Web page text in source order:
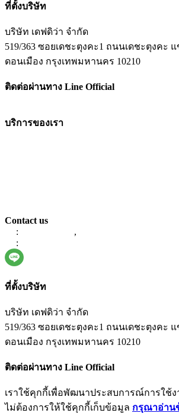
ที่ตั้งบริษัท
บริษัท เดฟดิว่า จำกัด
519/363 ซอยเดชะตุงคะ1 ถนนเดชะตุงคะ
ดอนเมือง กรุงเทพมหานคร 10210
ติดต่อผ่านทาง Line Official
บริการของเรา
Contact us
:
,
:
ที่ตั้งบริษัท
บริษัท เดฟดิว่า จำกัด
519/363 ซอยเดชะตุงคะ1 ถนนเดชะตุงคะ
ดอนเมือง กรุงเทพมหานคร 10210
ติดต่อผ่านทาง Line Official
เราใช้คุกกี้เพื่อพัฒนาประสบการณ์การใช้
ไม่ต้องการให้ใช้คุกกี้เก็บข้อมูล กรุณาอ่าน